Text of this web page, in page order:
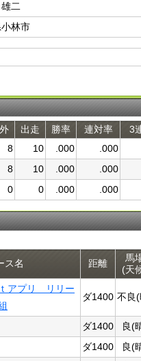
二
林市
出走 勝率 連対率
3
8 10 .000
.000
8 10 .000
.000
0 0 .000 .000
ス名 距離
馬
(天
アプリ リリー
ダ1400 不良
ダ1400
良(
ダ1400
良(